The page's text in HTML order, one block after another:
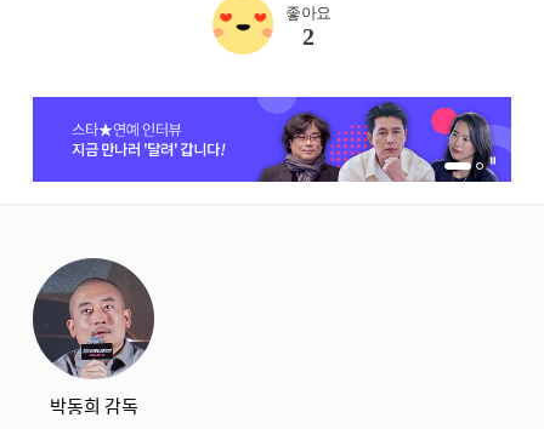
좋아요
2
1번 배너 보기
2번 배너 보기
박동희 감독